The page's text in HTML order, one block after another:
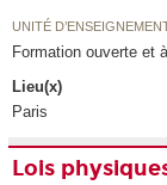
UNITÉ
Formation ouverte et
Lieu(x)
Paris
Lois